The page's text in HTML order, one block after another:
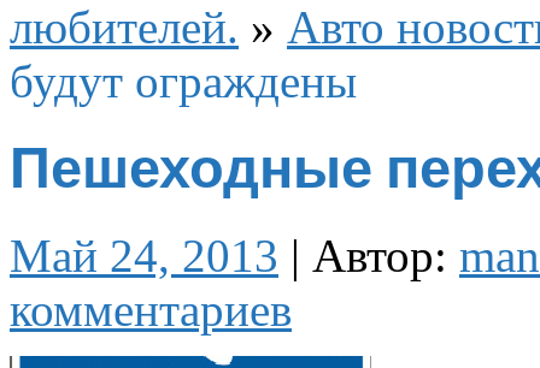
любителей. » Авто
будут ограждены
Пешеходные
Май 24, 2013 | Автор: man
комментариев